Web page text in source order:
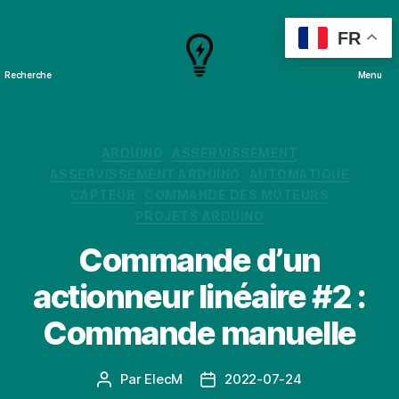
Recherche Menu
Commande d’un
actionneur linéaire #2 :
Commande manuelle
Auteur
Par ElecM
Date2022-07-24
FR